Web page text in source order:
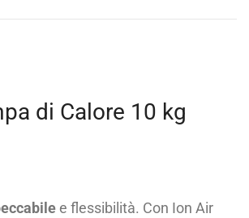
di Calore 10 kg
e flessibilità. Con Ion Air